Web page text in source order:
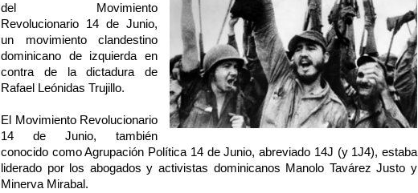
del Movimiento
Revolucionario 14 de Junio,
un movimiento clandestino
dominicano de izquierda en
contra de la dictadura de
Rafael Leónidas Trujillo.
El Movimiento Revolucionario
14 de Junio, también
conocido como Agrupación Política 14 de Junio, abreviado 14J (y 1J4), estaba
liderado por los abogados y activistas dominicanos Manolo Tavárez Justo y
Minerva Mirabal.